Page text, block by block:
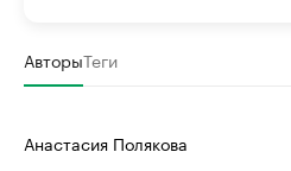
АвторыТеги
Анастасия Полякова